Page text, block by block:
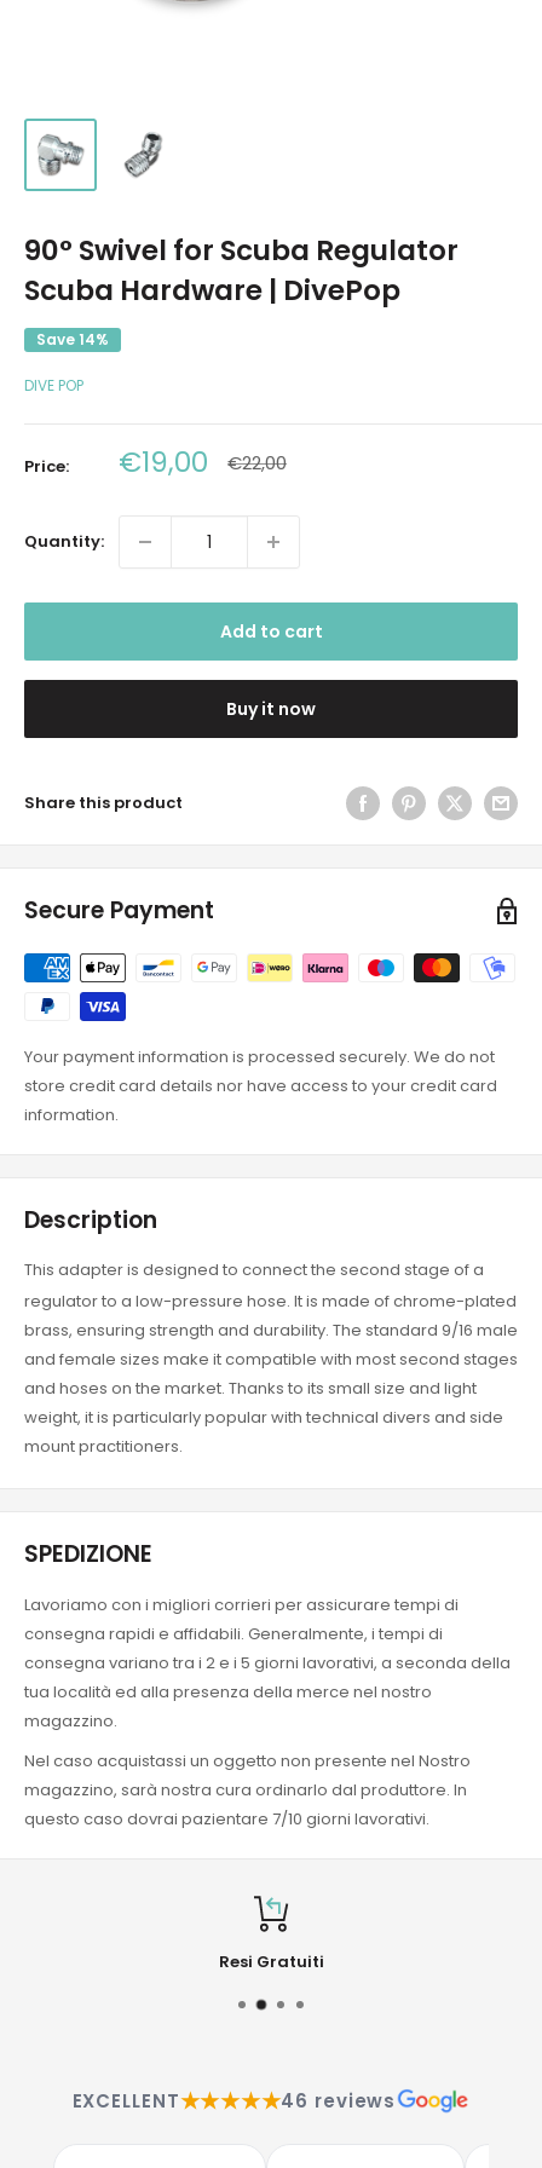
90° Swivel for Scuba Regulator
Scuba Hardware | DivePop
Save 14%
DIVE POP
Price: Sale
price
€19,00 Regular
price
€22,00
Quantity:
Add to cart
Buy it now
Share this product
Secure Payment
Your payment information is processed securely. We do not
store credit card details nor have access to your credit card
information.
Description
This adapter is designed to connect the second stage of a
regulator to a low-pressure hose. It is made of chrome-plated
brass, ensuring strength and durability. The standard 9/16 male
and female sizes make it compatible with most second stages
and hoses on the market. Thanks to its small size and light
weight, it is particularly popular with technical divers and side
mount practitioners.
SPEDIZIONE
Lavoriamo con i migliori corrieri per assicurare tempi di
consegna rapidi e affidabili. Generalmente, i tempi di
consegna variano tra i 2 e i 5 giorni lavorativi, a seconda della
tua località ed alla presenza della merce nel nostro
magazzino.
Nel caso acquistassi un oggetto non presente nel Nostro
magazzino, sarà nostra cura ordinarlo dal produttore. In
questo caso dovrai pazientare 7/10 giorni lavorativi.
Resi Gratuiti
EXCELLENT★★★★★46 reviews